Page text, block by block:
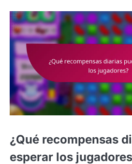
¿Qué recompensas
esperar los